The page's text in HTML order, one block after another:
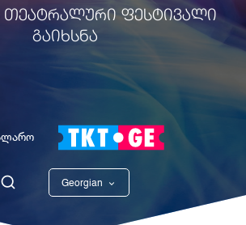
ᲗᲔᲐᲢᲠᲐᲚᲣᲠᲘ ᲤᲔᲡᲢᲘᲕᲐᲚᲘ
ᲒᲐᲘᲮᲡᲜᲐ
Georgian